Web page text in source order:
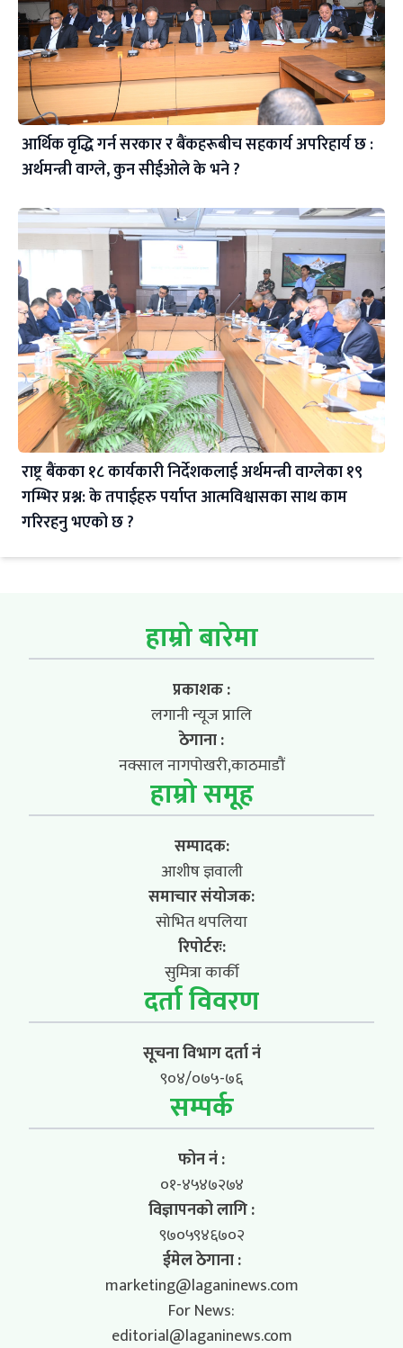
आर्थिक वृद्धि गर्न सरकार र बैंकहरूबीच सहकार्य अपरिहार्य छ :
अर्थमन्त्री वाग्ले, कुन सीईओले के भने ?
राष्ट्र बैंकका १८ कार्यकारी निर्देशकलाई अर्थमन्त्री वाग्लेका १९
गम्भिर प्रश्न: के तपाईहरु पर्याप्त आत्मविश्वासका साथ काम
गरिरहनु भएको छ ?
हाम्रो बारेमा
प्रकाशक :
लगानी न्यूज प्रालि
ठेगाना :
नक्साल नागपोखरी,काठमाडौं
हाम्रो समूह
सम्पादक:
आशीष ज्ञवाली
समाचार संयोजक:
सोभित थपलिया
रिपोर्टरः:
सुमित्रा कार्की
दर्ता विवरण
सूचना विभाग दर्ता नं
९०४/०७५-७६
सम्पर्क
फोन नं :
०१-४५४७२७४
विज्ञापनको लागि :
९७०५९४६७०२
ईमेल ठेगाना :
marketing@laganinews.com
For News:
editorial@laganinews.com